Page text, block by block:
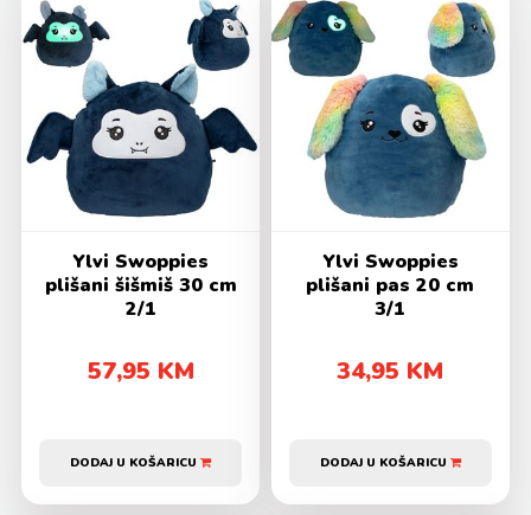
Ylvi Swoppies
plišani šišmiš 30 cm
2/1
57,95 KM
DODAJ U KOŠARICU
Ylvi Swoppies
plišani pas 20 cm
3/1
34,95 KM
DODAJ U KOŠARICU